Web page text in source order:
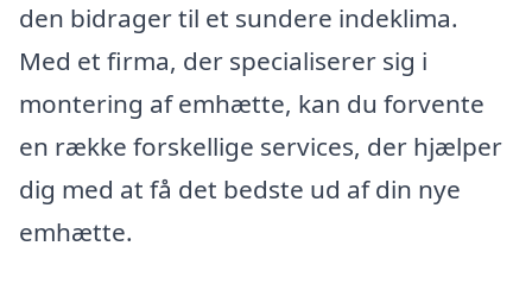
den bidrager til et sundere indeklima.
Med et firma, der specialiserer sig i
montering af emhætte, kan du forvente
en række forskellige services, der hjælper
dig med at få det bedste ud af din nye
emhætte.